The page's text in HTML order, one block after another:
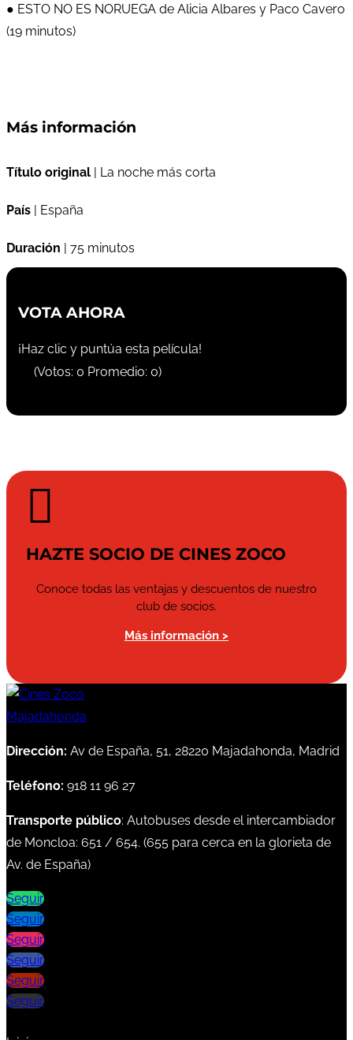
● ESTO NO ES NORUEGA de Alicia Albares y Paco Cavero
(19 minutos)
Más información
Título original | La noche más corta
País | España
Duración | 75 minutos
VOTA AHORA
¡Haz clic y puntúa esta película!
(Votos: 0 Promedio: 0)

HAZTE SOCIO DE CINES ZOCO
Conoce todas las ventajas y descuentos de nuestro
club de socios.
Más información >
Dirección: Av de España, 51, 28220 Majadahonda, Madrid
Teléfono: 918 11 96 27
Transporte público: Autobuses desde el intercambiador
de Moncloa: 651 / 654. (655 para cerca en la glorieta de
Av. de España)
Seguir
Seguir
Seguir
Seguir
Seguir
Seguir